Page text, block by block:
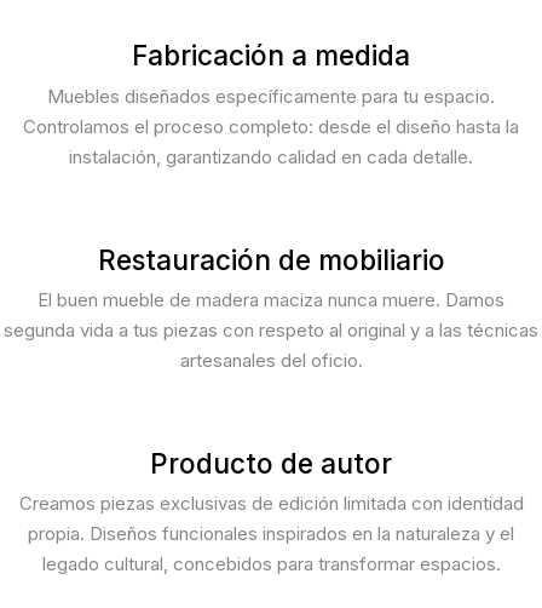
Fabricación a medida
Muebles diseñados específicamente para tu espacio.
Controlamos el proceso completo: desde el diseño hasta la
instalación, garantizando calidad en cada detalle.
Restauración de mobiliario
El buen mueble de madera maciza nunca muere. Damos
segunda vida a tus piezas con respeto al original y a las técnicas
artesanales del oficio.
Producto de autor
Creamos piezas exclusivas de edición limitada con identidad
propia. Diseños funcionales inspirados en la naturaleza y el
legado cultural, concebidos para transformar espacios.